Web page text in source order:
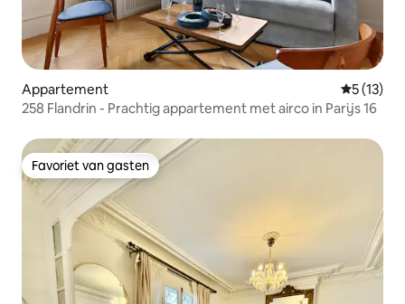
Appartement
5 (13)
258 Flandrin - Prachtig appartement met airco in Parijs 16
Favoriet van gasten
Favoriet van gasten